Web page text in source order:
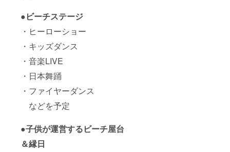
●ビーチステージ
・ヒーローショー
・キッズダンス
・音楽LIVE
・日本舞踊
・ファイヤーダンス
などを予定
●子供が運営するビーチ屋台
＆縁日